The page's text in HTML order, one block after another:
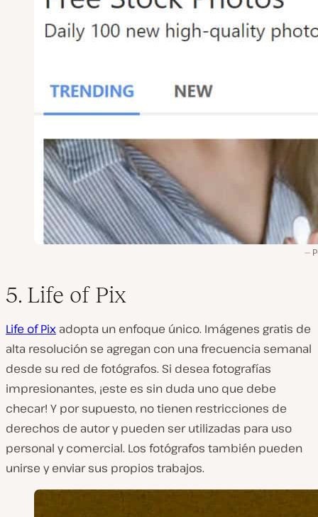
5. Life of Pix
Life of Pix adopta un enfoque único. Imágenes gratis de
alta resolución se agregan con una frecuencia semanal
desde su red de fotógrafos. Si desea fotografías
impresionantes, ¡este es sin duda uno que debe
checar! Y por supuesto, no tienen restricciones de
derechos de autor y pueden ser utilizadas para uso
personal y comercial. Los fotógrafos también pueden
unirse y enviar sus propios trabajos.